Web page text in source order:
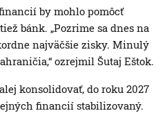
by mohlo pomôcť
bánk. „Pozrime sa dnes na
najväčšie zisky. Minulý
ozrejmil Šutaj Eštok.
konsolidovať, do roku 2027
financií stabilizovaný.